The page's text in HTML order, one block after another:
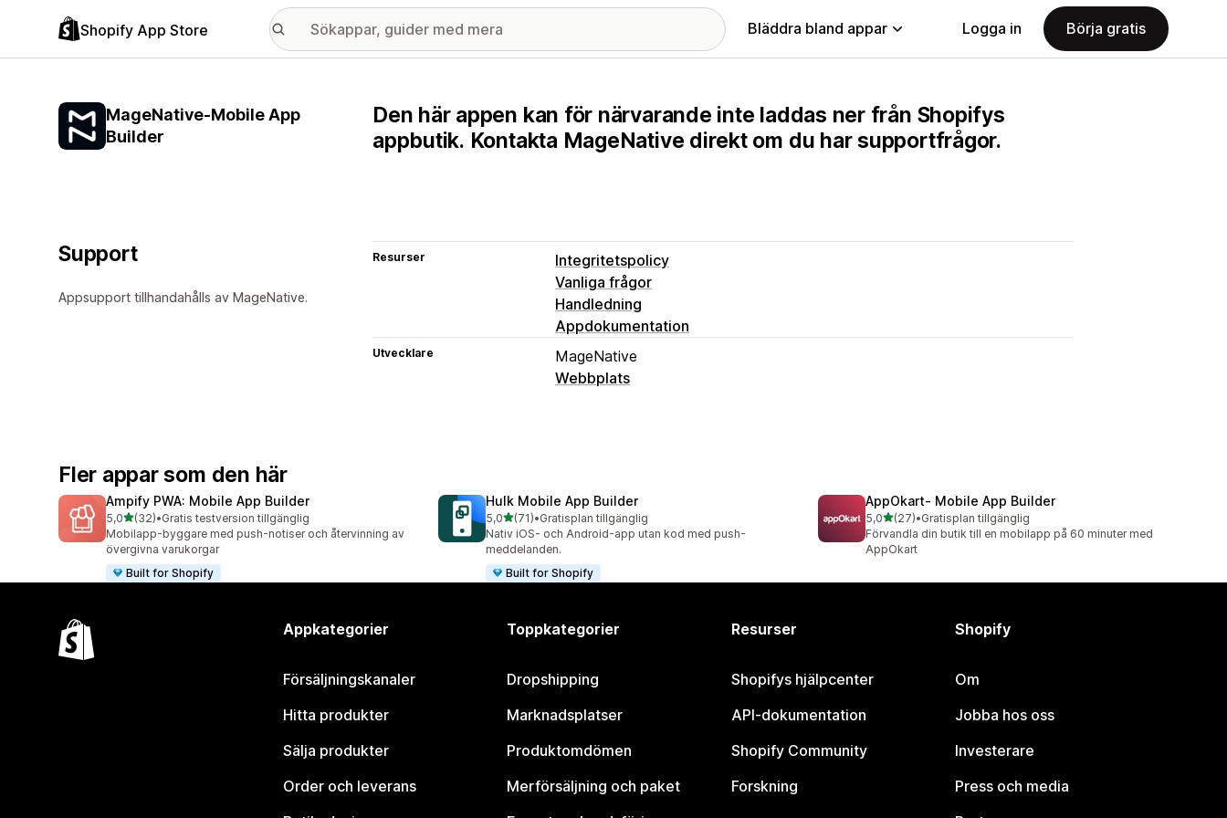
Shopify App Store Bläddra bland appar Logga in Börja gratis
MageNative‑Mobile App
Builder
Den här appen kan för närvarande inte laddas ner från Shopifys
appbutik. Kontakta MageNative direkt om du har supportfrågor.
Support
Appsupport tillhandahålls av MageNative.
Resurser
Integritetspolicy
Vanliga frågor
Handledning
Appdokumentation
Utvecklare
MageNative
Webbplats
Fler appar som den här
Ampify PWA: Mobile App Builder
5,0av 5 stjärnor
(32)
32 recensioner totalt
•Gratis testversion tillgänglig
Mobilapp-byggare med push-notiser och återvinning av
övergivna varukorgar
Built for Shopify
Hulk Mobile App Builder
5,0av 5 stjärnor
(71)
71 recensioner totalt
•Gratisplan tillgänglig
Nativ iOS- och Android-app utan kod med push-
meddelanden.
Built for Shopify
AppOkart‑ Mobile App Builder
5,0av 5 stjärnor
(27)
27 recensioner totalt
•Gratisplan tillgänglig
Förvandla din butik till en mobilapp på 60 minuter med
AppOkart
Appkategorier
Försäljningskanaler
Hitta produkter
Sälja produkter
Order och leverans
Toppkategorier
Dropshipping
Marknadsplatser
Produktomdömen
Merförsäljning och paket
Resurser
Shopifys hjälpcenter
API-dokumentation
Shopify Community
Forskning
Shopify
Om
Jobba hos oss
Investerare
Press och media